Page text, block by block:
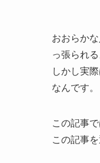
おおらか
っ張られ
しかし実
なんです。
この記事
この記事